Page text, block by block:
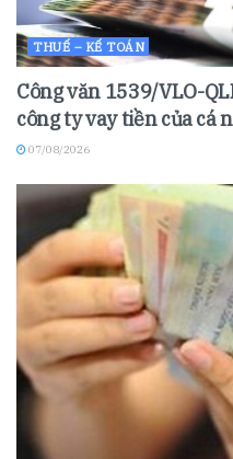
THUẾ – KẾ TOÁN
Công văn 1539/VLO-
công ty vay tiền của cá
07/08/2026